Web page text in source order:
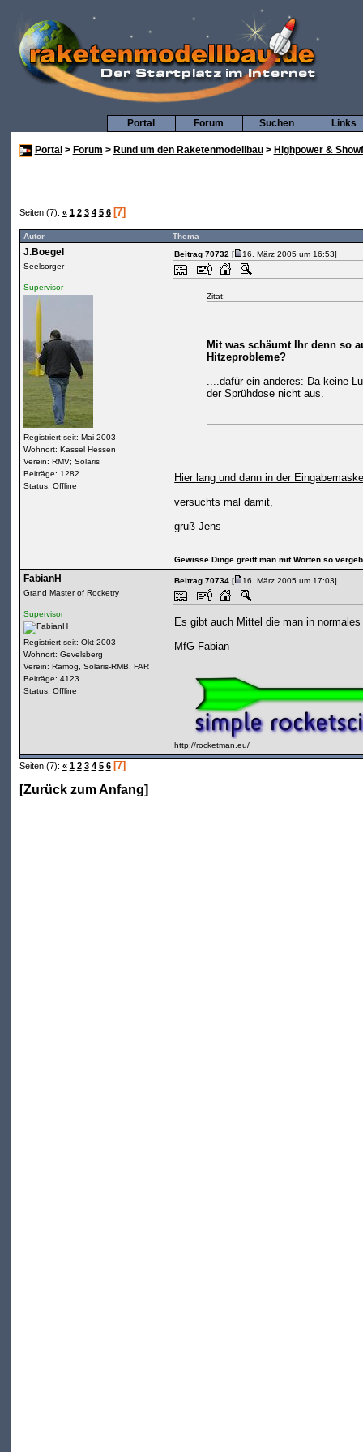
Links
Suchen
Forum
Portal
Portal > Forum > Rund um den Raketenmodellbau> Highpower &
Seiten (7): « 1 2 3 4 5 6 [7]
Autor Thema
J.Boegel
Seelsorger
Supervisor
Registriert seit: Mai 2003
Wohnort: Kassel Hessen
Verein: RMV; Solaris
Beiträge: 1282
Status: Offline
Beitrag 70732[ 16. März 2005 um 16:53]
Zitat:
Mit was schäumt Ihr denn so
Hitzeprobleme?
....dafür ein anderes: Da keine
der Sprühdose nicht aus.
Hier lang und dann in der
versuchts mal damit,
gruß Jens
Gewisse Dinge greift man mit Worten so
FabianH
Grand Master of Rocketry
Supervisor
Registriert seit: Okt 2003
Wohnort: Gevelsberg
Verein: Ramog, Solaris-RMB, FAR
Beiträge: 4123
Status: Offline
Beitrag 70734[ 16. März 2005 um 17:03]
Es gibt auch Mittel die man in
MfG Fabian
http://rocketman.eu/
Seiten (7): « 1 2 3 4 5 6 [7]
[Zurück zum Anfang]